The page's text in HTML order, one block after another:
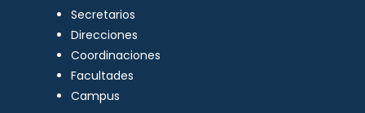
Secretarios
Direcciones
Coordinaciones
Facultades
Campus